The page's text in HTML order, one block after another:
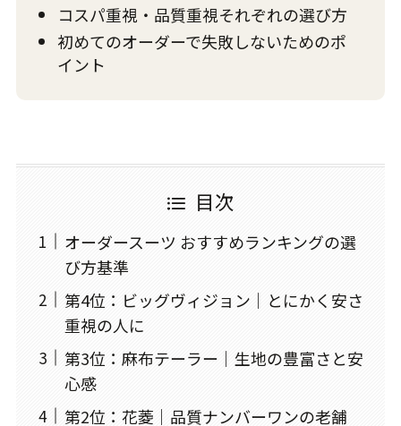
コスパ重視・品質重視それぞれの選び方
初めてのオーダーで失敗しないためのポ
イント
目次
オーダースーツ おすすめランキングの選
び方基準
第4位：ビッグヴィジョン｜とにかく安さ
重視の人に
第3位：麻布テーラー｜生地の豊富さと安
心感
第2位：花菱｜品質ナンバーワンの老舗